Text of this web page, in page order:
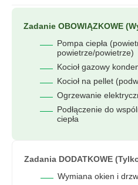
Zadanie OBOWIĄZKOWE
Pompa ciepła
powietrze/powietrze)
Kocioł gazowy
Kocioł na pellet
Ogrzewanie
Podłączenie do
ciepła
Zadania DODATKOWE
Wymiana okien i